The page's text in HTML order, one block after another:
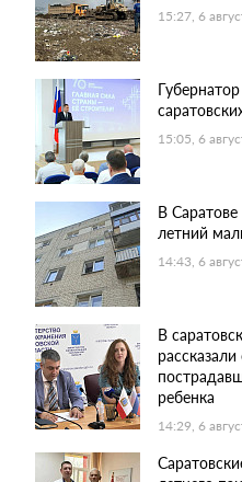
15:27, 6
15:05, 6
В
летний
14:43, 6
В
ребенка
14:29, 6